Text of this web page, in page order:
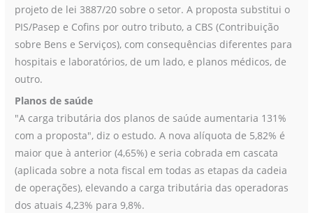
projeto de lei 3887/20 sobre o setor. A proposta substitui o
PIS/Pasep e Cofins por outro tributo, a CBS (Contribuição
sobre Bens e Serviços), com consequências diferentes para
hospitais e laboratórios, de um lado, e planos médicos, de
outro.
Planos de saúde
"A carga tributária dos planos de saúde aumentaria 131%
com a proposta", diz o estudo. A nova alíquota de 5,82% é
maior que à anterior (4,65%) e seria cobrada em cascata
(aplicada sobre a nota fiscal em todas as etapas da cadeia
de operações), elevando a carga tributária das operadoras
dos atuais 4,23% para 9,8%.